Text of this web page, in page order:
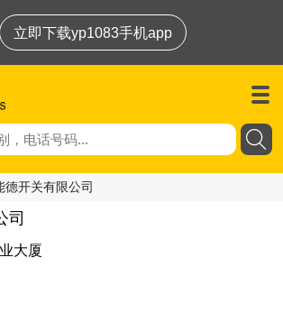
立即下载yp1083手机app
开关有限公司
司
大厦